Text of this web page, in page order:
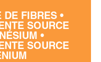
DE FIBRES •
SOURCE
•
SOURCE